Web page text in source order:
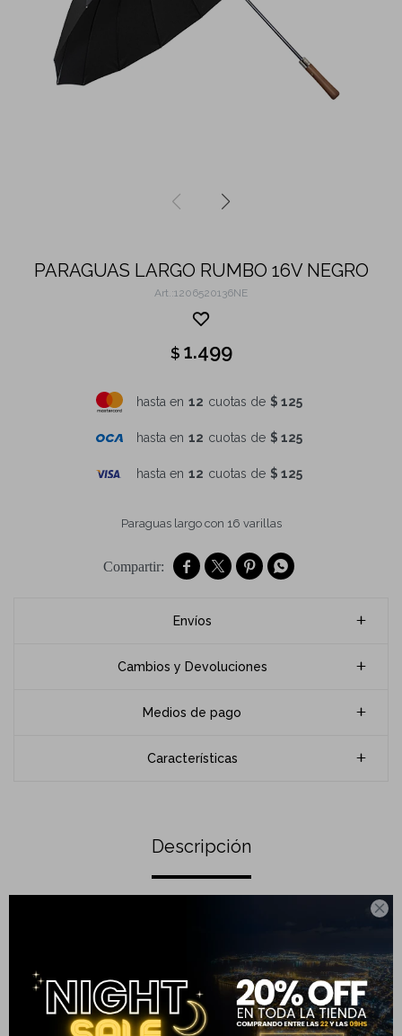

PARAGUAS LARGO RUMBO 16V NEGRO
1206520136NE
$ 1.499
hasta en 12 cuotas de $ 125
hasta en 12 cuotas de $ 125
hasta en 12 cuotas de $ 125
Paraguas largo con 16 varillas
   
Envíos
Cambios y Devoluciones
Medios de pago
Características
Descripción
Completá tu compra